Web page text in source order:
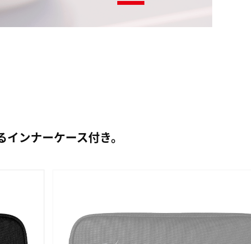
ンナーケース付き。